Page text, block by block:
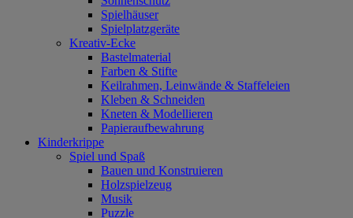
Spielhäuser
Spielplatzgeräte
Kreativ-Ecke
Bastelmaterial
Farben & Stifte
Keilrahmen, Leinwände & Staffeleien
Kleben & Schneiden
Kneten & Modellieren
Papieraufbewahrung
Kinderkrippe
Spiel und Spaß
Bauen und Konstruieren
Holzspielzeug
Musik
Puzzle